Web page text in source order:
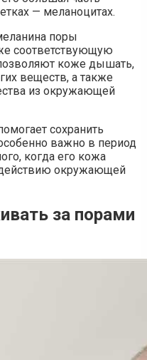
— меланоцитах.
поры
соответствующую
коже дышать,
веществ, а также
из окружающей
сохранить
важно в период
когда его кожа
окружающей
за порами